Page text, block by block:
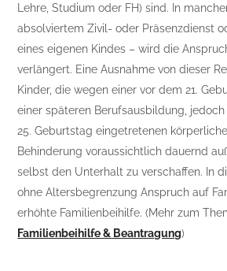
Lehre, Studium oder FH) sind. In
absolviertem Zivil- oder Präsenzdienst
eines eigenen Kindes – wird die
verlängert. Eine Ausnahme von dieser
Kinder, die wegen einer vor dem 21.
einer späteren Berufsausbildung,
25. Geburtstag eingetretenen
Behinderung voraussichtlich dauernd
selbst den Unterhalt zu verschaffen. In
ohne Altersbegrenzung Anspruch auf
erhöhte Familienbeihilfe. (Mehr zum
Familienbeihilfe & Beantragung)